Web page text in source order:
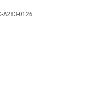
A283-0126